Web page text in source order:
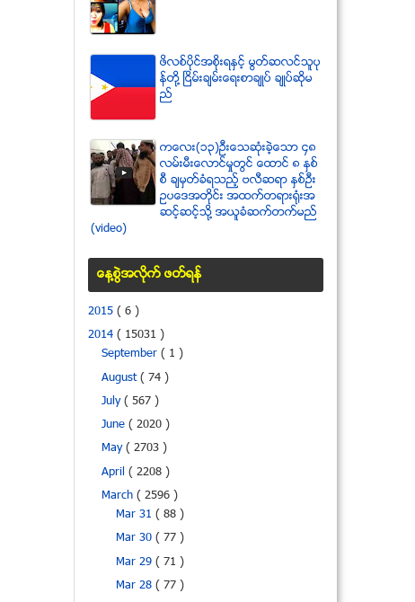
ဖိလစ္ပိုင္အစိုးရႏွင့္ မြတ္ဆလင္သူပု
န္တို႔ ၿငိမ္းခ်မ္းေရးစာခ်ဳပ္ ခ်ဳပ္ဆိုမ
ည္
ကေလး(၁၃)ဦးေသဆံုးခဲ့ေသာ ၄၈
လမ္းမီးေလာင္မႈတြင္ ေထာင္ ၈ ႏွစ္
စီ ခ်မွတ္ခံရသည့္ ဗလီဆရာ ႏွစ္ဦး
ဥပေဒအတိုင္း အထက္တရားရံုးအ
ဆင့္ဆင့္သို႔ အယူခံဆက္တက္မည္
(video)
ေန႔စြဲအလိုက္ ဖတ္ရန္
2015 ( 6 )
2014 ( 15031 )
September( 1 )
August( 74 )
July( 567 )
June( 2020 )
May( 2703 )
April( 2208 )
March( 2596 )
Mar 31 ( 88 )
Mar 30 ( 77 )
Mar 29 ( 71 )
Mar 28 ( 77 )